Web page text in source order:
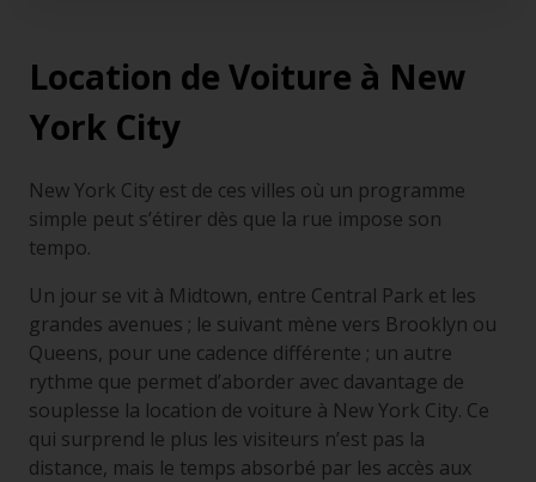
Location de Voiture à New
York City
New York City est de ces villes où un programme
simple peut s’étirer dès que la rue impose son
tempo.
Un jour se vit à Midtown, entre Central Park et les
grandes avenues ; le suivant mène vers Brooklyn ou
Queens, pour une cadence différente ; un autre
rythme que permet d’aborder avec davantage de
souplesse la location de voiture à New York City. Ce
qui surprend le plus les visiteurs n’est pas la
distance, mais le temps absorbé par les accès aux